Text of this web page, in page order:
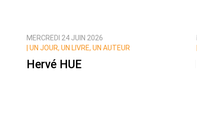
MERCREDI 24 JUIN 2026
UN JOUR, UN LIVRE, UN AUTEUR
Hervé HUE